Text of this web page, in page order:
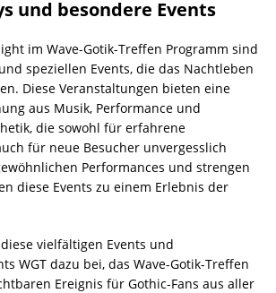
und besondere Events
im Wave-Gotik-Treffen Programm sind
speziellen Events, die das Nachtleben
Diese Veranstaltungen bieten eine
aus Musik, Performance und
die sowohl für erfahrene
für neue Besucher unvergesslich
Performances und strengen
diese Events zu einem Erlebnis der
vielfältigen Events und
WGT dazu bei, das Wave-Gotik-Treffen
Ereignis für Gothic-Fans aus aller